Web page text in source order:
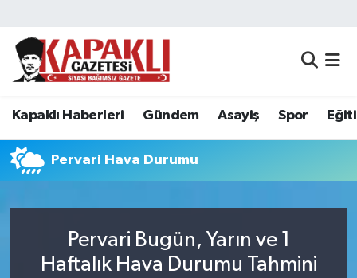
Kapaklı Haberleri Gündem Asayiş Spor
Pervari Hava Durumu
Pervari Bugün, Yarın ve 1
Haftalık Hava Durumu Tahmini
Kapaklı Haberleri
Asayiş
Spor
Siyaset
Tekirdağ Nöbetçi Eczaneler
Tekirdağ Namaz Vakitleri
Tekirdağ Trafik Yoğunluk Haritası
Tüm Manşetler